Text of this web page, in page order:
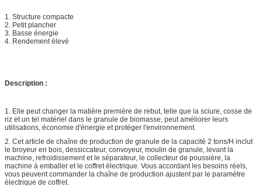
1. Structure compacte
2. Petit plancher
3. Basse énergie
4. Rendement élevé
Description :
1. Elle peut changer la matière première de rebut, telle que la sciure, cosse de
riz et un tel matériel dans le granule de biomasse, peut améliorer leurs
utilisations, économie d'énergie et protéger l'environnement.
2. Cet article de chaîne de production de granule de la capacité 2 tons/H inclut
le broyeur en bois, dessiccateur, convoyeur, moulin de granule, levant la
machine, refroidissement et le séparateur, le collecteur de poussière, la
machine à emballer et le coffret électrique. Vous accordant les besoins réels,
vous peuvent commander la chaîne de production ajustent par le paramètre
électrique de coffret.